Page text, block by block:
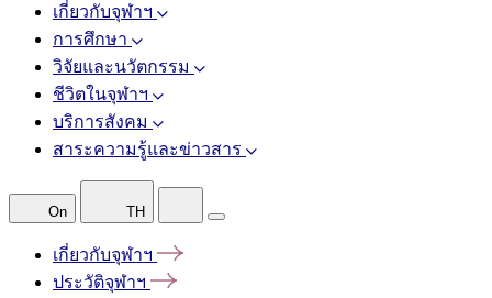
เกี่ยวกับจุฬาฯ
การศึกษา
วิจัยและนวัตกรรม
ชีวิตในจุฬาฯ
บริการสังคม
สาระความรู้และข่าวสาร
On TH
เกี่ยวกับจุฬาฯ
ประวัติจุฬาฯ